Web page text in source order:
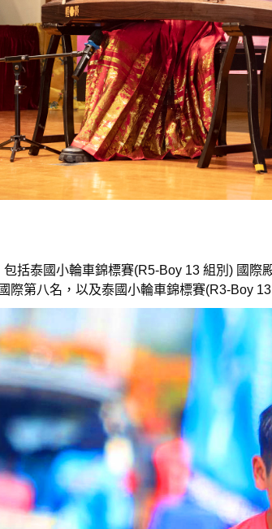
括泰國小輪車錦標賽(R5-Boy 13 組別) 國
際第八名，以及泰國小輪車錦標賽(R3-Boy 13